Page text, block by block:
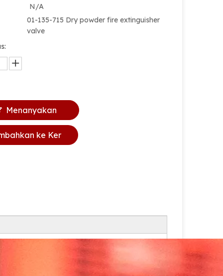
N/A
01-135-715 Dry powder fire extinguisher
valve
Menanyakan
ke Ker